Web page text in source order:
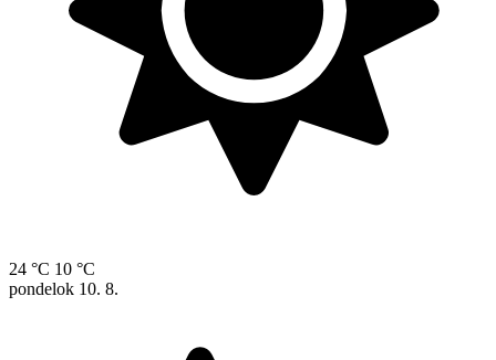
24 °C 10 °C
pondelok 10. 8.